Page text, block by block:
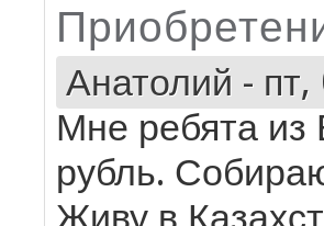
Анатолий -
Мне ребята из
рубль.
Живу в